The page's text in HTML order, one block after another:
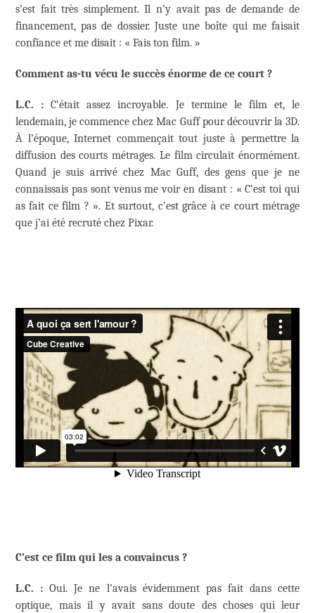
s’est fait très simplement. Il n’y avait pas de demande de
financement, pas de dossier. Juste une boîte qui me faisait
confiance et me disait : « Fais ton film. »
Comment as-tu vécu le succès énorme de ce court ?
L.C. : C’était assez incroyable. Je termine le film et, le
lendemain, je commence chez Mac Guff pour découvrir la 3D.
À l’époque, Internet commençait tout juste à permettre la
diffusion des courts métrages. Le film circulait énormément.
Quand je suis arrivé chez Mac Guff, des gens que je ne
connaissais pas sont venus me voir en disant : « C’est toi qui
as fait ce film ? ». Et surtout, c’est grâce à ce court métrage
que j’ai été recruté chez Pixar.
C’est ce film qui les a convaincus ?
L.C. : Oui. Je ne l’avais évidemment pas fait dans cette
optique, mais il y avait sans doute des choses qui leur